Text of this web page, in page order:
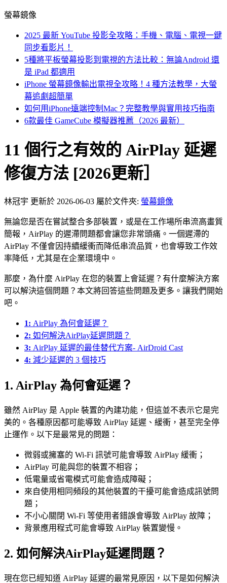
螢幕鏡像
2025 最新 YouTube 投影全攻略：手機、電腦、電視一鍵
同步看影片！
5種將平板螢幕投影到電視的方法比較：無論Android 還
是 iPad 都適用
iPhone 螢幕鏡像輸出電視全攻略！4 種方法教學，大螢
幕追劇超簡單
如何用iPhone遠端控制Mac？完整教學與實用技巧指南
6款最佳 GameCube 模擬器推薦（2026 最新）
11 個行之有效的 AirPlay 延遲
修復方法 [2026更新］
林冠宇 更新於 2026-06-03 屬於文件夾: 螢幕鏡像
無論您是否在嘗試整合多部裝置，或是在工作場所串流高畫質
簡報，AirPlay 的遲滯問題都會讓您非常頭痛。一個遲滯的
AirPlay 不僅會因持續緩衝而降低串流品質，也會導致工作效
率降低，尤其是在企業環境中。
那麼，為什麼 AirPlay 在您的裝置上會延遲？有什麼解決方案
可以解決這個問題？本文將回答這些問題及更多。讓我們開始
吧。
1: AirPlay 為何會延遲？
2: 如何解決AirPlay延遲問題？
3: AirPlay 延遲的最佳替代方案- AirDroid Cast
4: 減少延遲的 3 個技巧
1. AirPlay 為何會延遲？
雖然 AirPlay 是 Apple 裝置的內建功能，但這並不表示它是完
美的。各種原因都可能導致 AirPlay 延遲、緩衝，甚至完全停
止運作。以下是最常見的問題：
微弱或擁塞的 Wi-Fi 訊號可能會導致 AirPlay 緩衝；
AirPlay 可能與您的裝置不相容；
低電量或省電模式可能會造成障礙；
來自使用相同頻段的其他裝置的干擾可能會造成訊號問
題；
不小心關閉 Wi-Fi 等使用者錯誤會導致 AirPlay 故障；
背景應用程式可能會導致 AirPlay 裝置變慢。
2. 如何解決AirPlay延遲問題？
現在您已經知道 AirPlay 延遲的最常見原因，以下是如何解決